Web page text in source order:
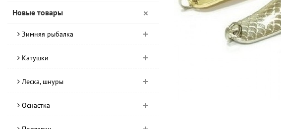
Новые товары
Зимняя рыбалка
Катушки
Леска, шнуры
Оснастка